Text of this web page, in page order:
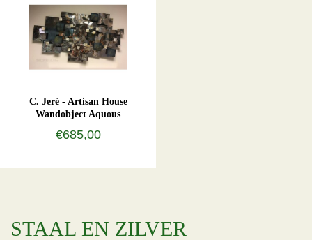
C. Jeré - Artisan House
Wandobject Aquous
€685,00
STAAL EN ZILVER